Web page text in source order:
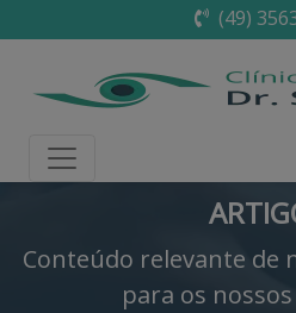
(49)
Conteúdo relevante de
para os